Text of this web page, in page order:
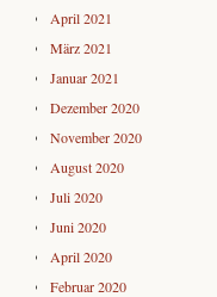
April 2021
März 2021
Januar 2021
Dezember 2020
November 2020
August 2020
Juli 2020
Juni 2020
April 2020
Februar 2020